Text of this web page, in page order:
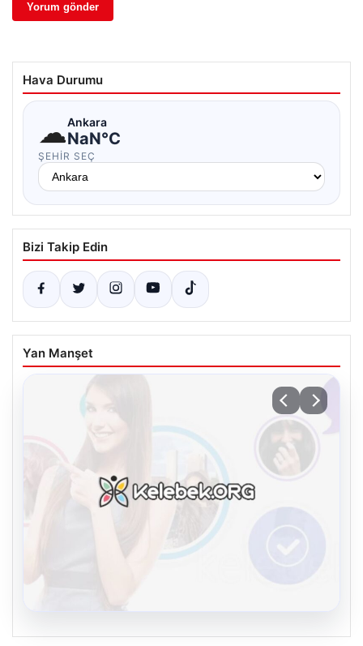
Hava Durumu
☁Ankara
NaN°C
ŞEHIR SEÇ
Bizi Takip Edin
Yan Manşet
08.08.2026